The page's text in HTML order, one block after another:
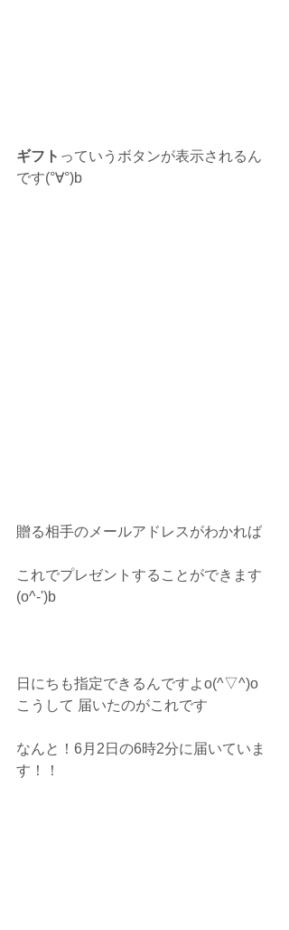
ギフト っていうボタンが表示されるん
です(°∀°)b
贈る相手のメールアドレスがわかれば
これでプレゼントすることができます
(o^-')b
日にちも指定できるんですよo(^▽^)o
こうして 届いたのがこれです
なんと！6月2日の6時2分に届いていま
す！！